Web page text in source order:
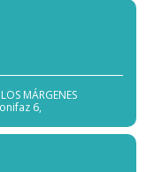
MÁRGENES
6,